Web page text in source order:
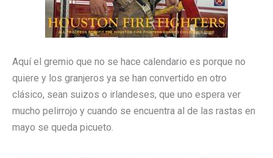
Aquí el gremio que no se hace calendario es porque no
quiere y los granjeros ya se han convertido en otro
clásico, sean suizos o irlandeses, que uno espera ver
mucho pelirrojo y cuando se encuentra al de las rastas en
mayo se queda picueto.